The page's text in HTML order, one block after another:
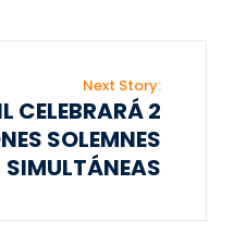
Next Story:
CELEBRARÁ 2
SOLEMNES
SIMULTÁNEAS